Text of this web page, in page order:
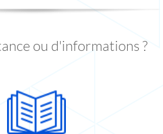
ou d'informations ?